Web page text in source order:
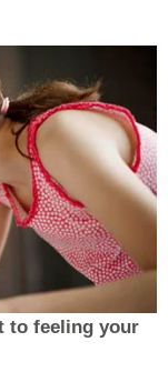
to feeling your